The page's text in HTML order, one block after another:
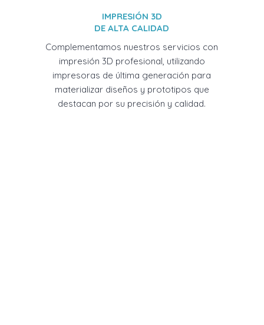
IMPRESIÓN 3D
DE ALTA CALIDAD
Complementamos nuestros servicios con
impresión 3D profesional, utilizando
impresoras de última generación para
materializar diseños y prototipos que
destacan por su precisión y calidad.